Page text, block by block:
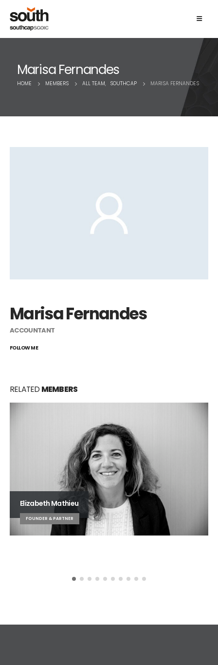
Marisa Fernandes
HOME MEMBERS ALL TEAM, SOUTHCAP MARISA FERNANDES
Marisa Fernandes
ACCOUNTANT
FOLLOW ME
RELATED MEMBERS
Elizabeth Mathieu
FOUNDER & PARTNER